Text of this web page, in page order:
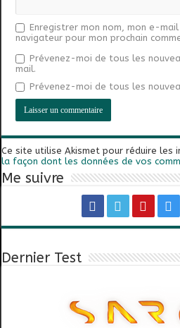
Enregistrer mon nom, mon e-
navigateur pour mon prochain
Prévenez-moi de tous les
mail.
Prévenez-moi de tous les
Ce site utilise Akismet pour réduire les
la façon dont les données de vos
Me suivre
Dernier Test